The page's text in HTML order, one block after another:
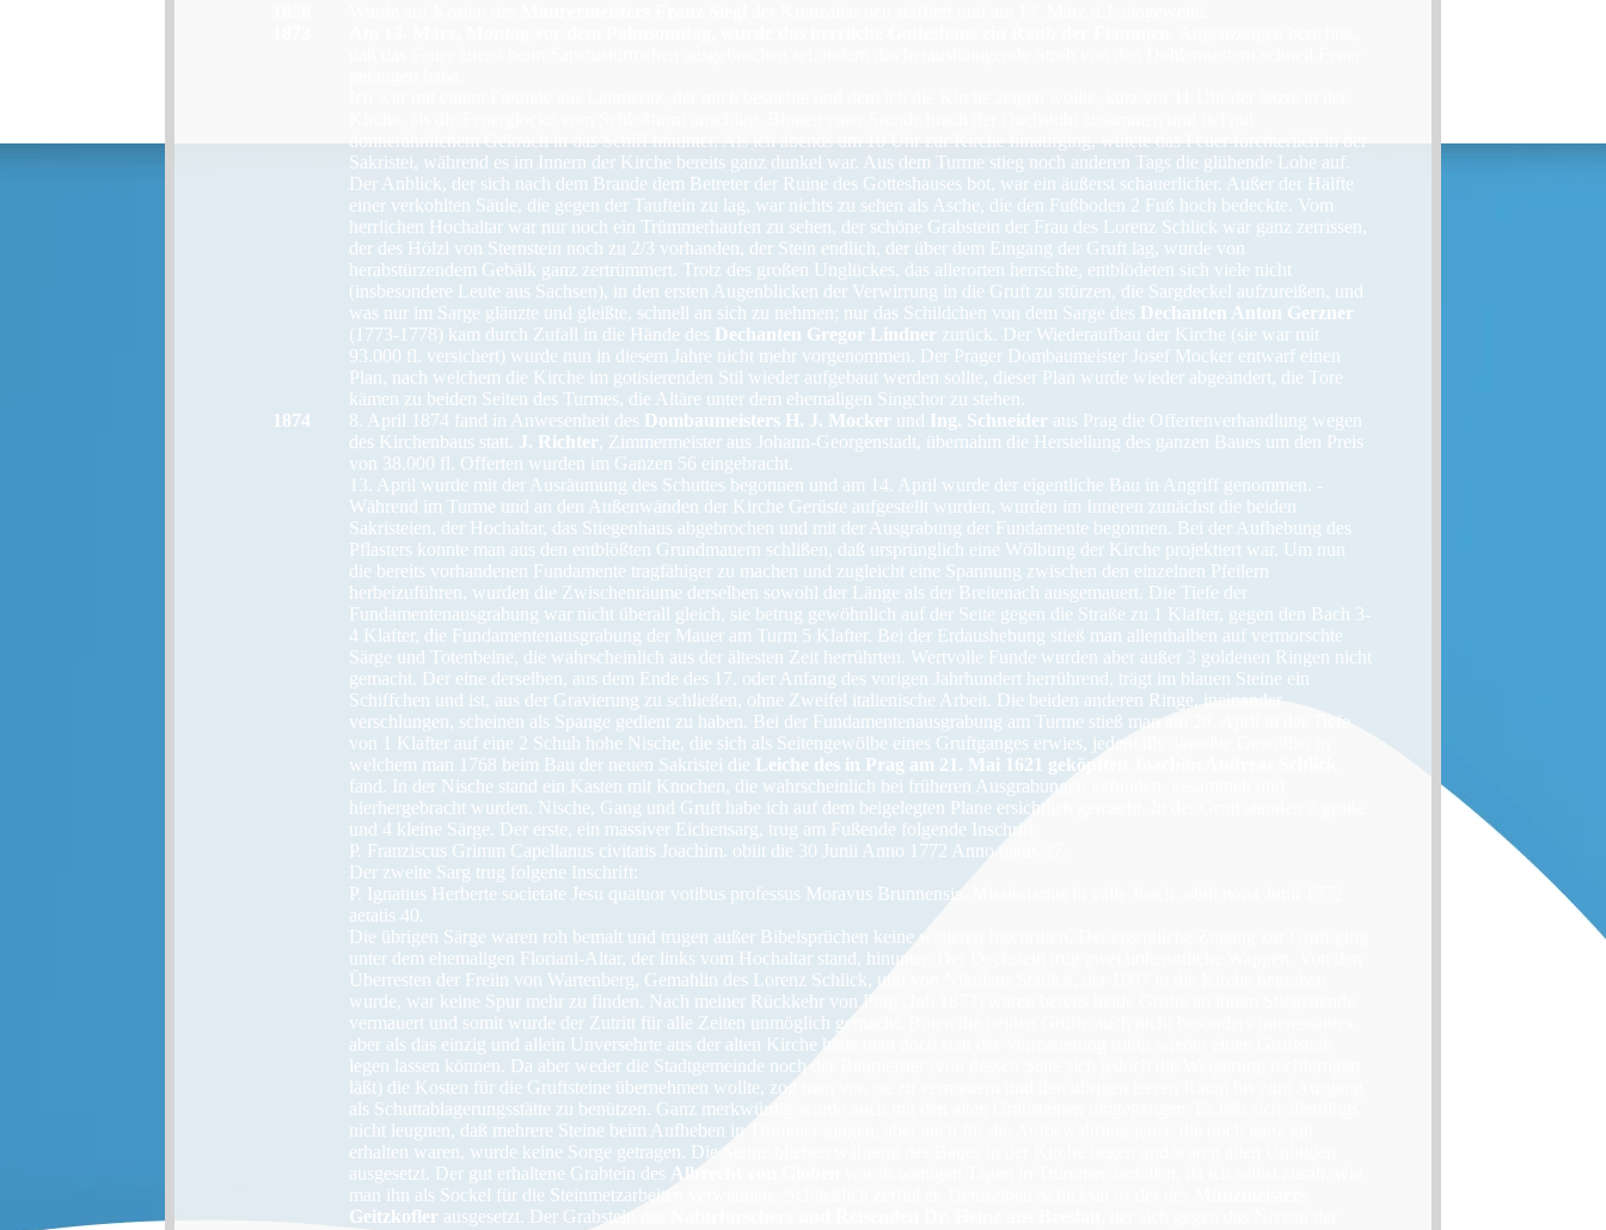
donnerähnlichem Gekrach in das Schiff hinunter. Als ich abends um 10 Uhr zur Kirche hinaufging, wütete das Feuer fürchterlich in der
Sakristei, während es im Innern der Kirche bereits ganz dunkel war. Aus dem Turme stieg noch anderen Tags die glühende Lohe auf.
Der Anblick, der sich nach dem Brande dem Betreter der Ruine des Gotteshauses bot, war ein äußerst schauerlicher. Außer der Hälfte
einer verkohlten Säule, die gegen der Tauftein zu lag, war nichts zu sehen als Asche, die den Fußboden 2 Fuß hoch bedeckte. Vom
herrlichen Hochaltar war nur noch ein Trümmerhaufen zu sehen, der schöne Grabstein der Frau des Lorenz Schlick war ganz zerrissen,
der des Hölzl von Sternstein noch zu 2/3 vorhanden, der Stein endlich, der über dem Eingang der Gruft lag, wurde von
herabstürzendem Gebälk ganz zertrümmert. Trotz des großen Unglückes, das allerorten herrschte, entblödeten sich viele nicht
(insbesondere Leute aus Sachsen), in den ersten Augenblicken der Verwirrung in die Gruft zu stürzen, die Sargdeckel aufzureißen, und
was nur im Sarge glänzte und gleißte, schnell an sich zu nehmen; nur das Schildchen von dem Sarge des Dechanten Anton Gerzner
(1773-1778) kam durch Zufall in die Hände des Dechanten Gregor Lindner zurück. Der Wiederaufbau der Kirche (sie war mit
93.000 fl. versichert) wurde nun in diesem Jahre nicht mehr vorgenommen. Der Prager Dombaumeister Josef Mocker entwarf einen
Plan, nach welchem die Kirche im gotisierenden Stil wieder aufgebaut werden sollte, dieser Plan wurde wieder abgeändert, die Tore
kämen zu beiden Seiten des Turmes, die Altäre unter dem ehemaligen Singchor zu stehen.
1874
8. April 1874 fand in Anwesenheit des Dombaumeisters H. J. Mocker und Ing. Schneider aus Prag die Offertenverhandlung wegen
des Kirchenbaus statt. J. Richter, Zimmermeister aus Johann-Georgenstadt, übernahm die Herstellung des ganzen Baues um den Preis
von 38.000 fl. Offerten wurden im Ganzen 56 eingebracht.
13. April wurde mit der Ausräumung des Schuttes begonnen und am 14. April wurde der eigentliche Bau in Angriff genommen. -
Während im Turme und an den Außenwänden der Kirche Gerüste aufgestellt wurden, wurden im Inneren zunächst die beiden
Sakristeien, der Hochaltar, das Stiegenhaus abgebrochen und mit der Ausgrabung der Fundamente begonnen. Bei der Aufhebung des
Pflasters konnte man aus den entblößten Grundmauern schlißen, daß ursprünglich eine Wölbung der Kirche projektiert war. Um nun
die bereits vorhandenen Fundamente tragfähiger zu machen und zugleicht eine Spannung zwischen den einzelnen Pfeilern
herbeizuführen, wurden die Zwischenräume derselben sowohl der Länge als der Breitenach ausgemauert. Die Tiefe der
Fundamentenausgrabung war nicht überall gleich, sie betrug gewöhnlich auf der Seite gegen die Straße zu 1 Klafter, gegen den Bach 3-
4 Klafter, die Fundamentenausgrabung der Mauer am Turm 5 Klafter. Bei der Erdaushebung stieß man allenthalben auf vermorschte
Särge und Totenbeine, die wahrscheinlich aus der ältesten Zeit herrührten. Wertvolle Funde wurden aber außer 3 goldenen Ringen nicht
gemacht. Der eine derselben, aus dem Ende des 17. oder Anfang des vorigen Jahrhundert herrührend, trägt im blauen Steine ein
Schiffchen und ist, aus der Gravierung zu schließen, ohne Zweifel italienische Arbeit. Die beiden anderen Ringe, ineinander
verschlungen, scheinen als Spange gedient zu haben. Bei der Fundamentenausgrabung am Turme stieß man am 28. April in der Tiefe
von 1 Klafter auf eine 2 Schuh hohe Nische, die sich als Seitengewölbe eines Gruftganges erwies, jedenfalls dasselbe Gewölbe, in
welchem man 1768 beim Bau der neuen Sakristei die Leiche des in Prag am 21. Mai 1621 geköpften Joachim Andreas Schlick
fand. In der Nische stand ein Kasten mit Knochen, die wahrscheinlich bei früheren Ausgrabungen gefunden, gesammelt und
hierhergebracht wurden. Nische, Gang und Gruft habe ich auf dem beigelegten Plane ersichtlich gemacht. In der Gruft standen 7 große
und 4 kleine Särge. Der erste, ein massiver Eichensarg, trug am Fußende folgende Inschrift:
P. Franziscus Grimm Capellanus civitatis Joachim. obiit die 30 Junii Anno 1772 Anno natus 27.
Der zweite Sarg trug folgene Inschrift:
P. Ignatius Herberte societate Jesu quatuor votibus professus Moravus Brunnensis. Missionarius in valle Joach. obiit nona Junii 1772
aetatis 40.
Die übrigen Särge waren roh bemalt und trugen außer Bibelsprüchen keine weiteren Inschriften. Der eigentliche Zugang zur Gruft ging
unter dem ehemaligen Floriani-Altar, der links vom Hochaltar stand, hinunter. Der Deckstein trug zwei unkenntliche Wappen. Von den
Überresten der Freiin von Wartenberg, Gemahlin des Lorenz Schlick, und von Nikolaus Schlick, der 1607 in die Kirche begraben
wurde, war keine Spur mehr zu finden. Nach meiner Rückkehr von Prag (Juli 1873) waren bereits beide Grüfte an ihrem Stiegenende
vermauert und somit wurde der Zutritt für alle Zeiten unmöglich gemacht. Boten die beiden Grüfte auch nicht besonders Interessantes,
aber als das einzig und allein Unversehrte aus der alten Kirche hätte man doch statt der Vermauerung ruhig wieder einen Gruftstein
legen lassen können. Da aber weder die Stadtgemeinde noch der Baumeister (von dessen Seite sich jedoch die Weigerung rechfertigen
läßt) die Kosten für die Gruftsteine übernehmen wollte, zog man vor, sie zu vermauern und den übrigen leeren Raum bis zum Ausgang
als Schuttablagerungsstätte zu benützen. Ganz merkwürdig wurde auch mit den alten Grabsteinen umgegangen. Es läßt sich allerdings
nicht leugnen, daß mehrere Steine beim Aufheben in Trümmer gingen, aber auch für die Aufbewahrung jener, die noch ganz gut
erhalten waren, wurde keine Sorge getragen. Die Steine blieben während des Baues in der Kirche liegen und waren allen Unbilden
ausgesetzt. Der gut erhaltene Grabtein des Albrecht von Globen
man ihn als Sockel für die Steinmetzarbeiten verwendete. Schließlich zerfiel er. Demselben Schicksal ist der des
Geitzkofler ausgesetzt. Der Grabstein des